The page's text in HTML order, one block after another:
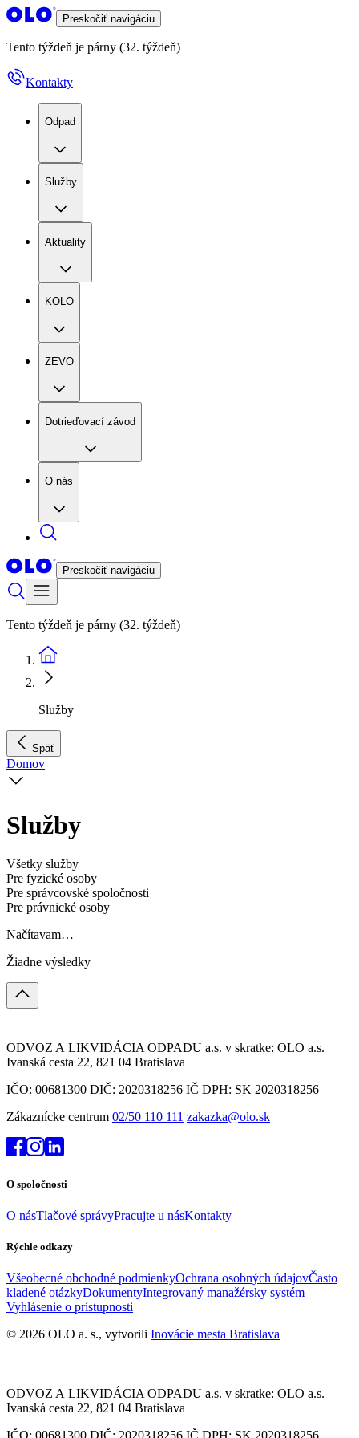
Preskočiť navigáciu
Tento týždeň je párny (32. týždeň)
Kontakty
Odpad
Služby
Aktuality
KOLO
ZEVO
Dotrieďovací závod
O nás
Preskočiť navigáciu
Tento týždeň je párny (32. týždeň)
Služby
Späť
Domov
Služby
Všetky služby
Pre fyzické osoby
Pre správcovské spoločnosti
Pre právnické osoby
Načítavam…
Žiadne výsledky
ODVOZ A LIKVIDÁCIA ODPADU a.s. v skratke: OLO a.s.
Ivanská cesta 22, 821 04 Bratislava
IČO: 00681300 DIČ: 2020318256 IČ DPH: SK 2020318256
Zákaznícke centrum 02/50 110 111 zakazka@olo.sk
O spoločnosti
O násTlačové správyPracujte u násKontakty
Rýchle odkazy
Všeobecné obchodné podmienkyOchrana osobných údajovČasto
kladené otázkyDokumentyIntegrovaný manažérsky systém
Vyhlásenie o prístupnosti
© 2026 OLO a. s., vytvorili Inovácie mesta Bratislava
ODVOZ A LIKVIDÁCIA ODPADU a.s. v skratke: OLO a.s.
Ivanská cesta 22, 821 04 Bratislava